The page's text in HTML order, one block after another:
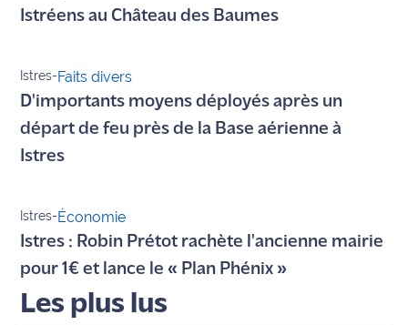
Transport
International
Défense
Contenus
Partenaires
L'invité(e)
Istréens au Château des Baumes
Istres-Faits divers
D'importants moyens déployés après un
départ de feu près de la Base aérienne à
Istres
Istres-Économie
Istres : Robin Prétot rachète l'ancienne mairie
pour 1€ et lance le « Plan Phénix »
Les plus lus